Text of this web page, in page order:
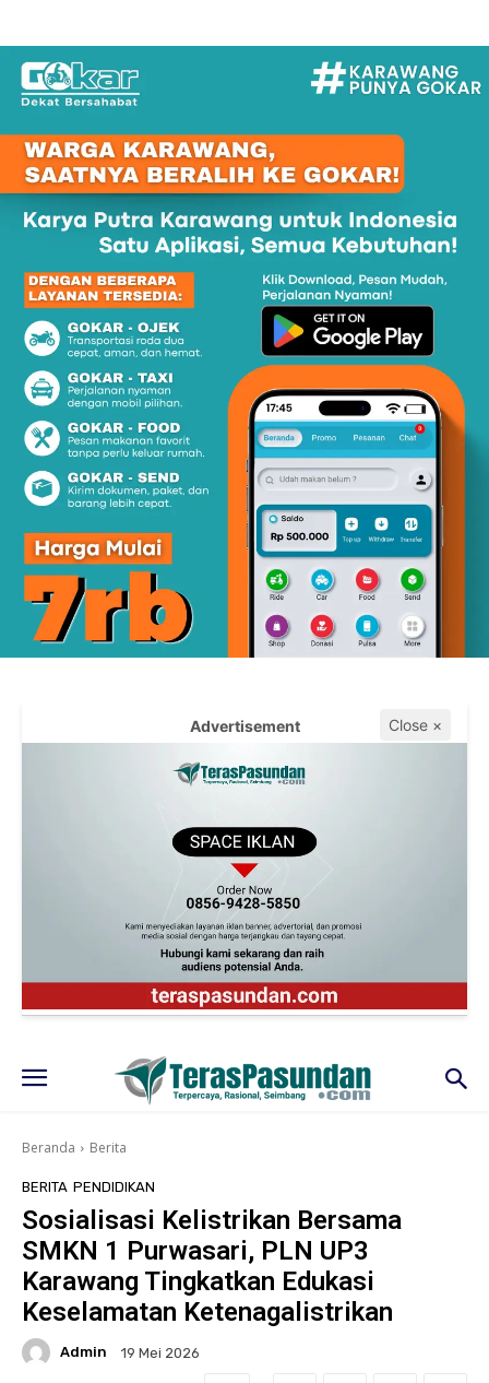
Advertisement Close ×
Beranda Berita
BERITA PENDIDIKAN
Sosialisasi Kelistrikan Bersama
SMKN 1 Purwasari, PLN UP3
Karawang Tingkatkan Edukasi
Keselamatan Ketenagalistrikan
Admin 19 Mei 2026